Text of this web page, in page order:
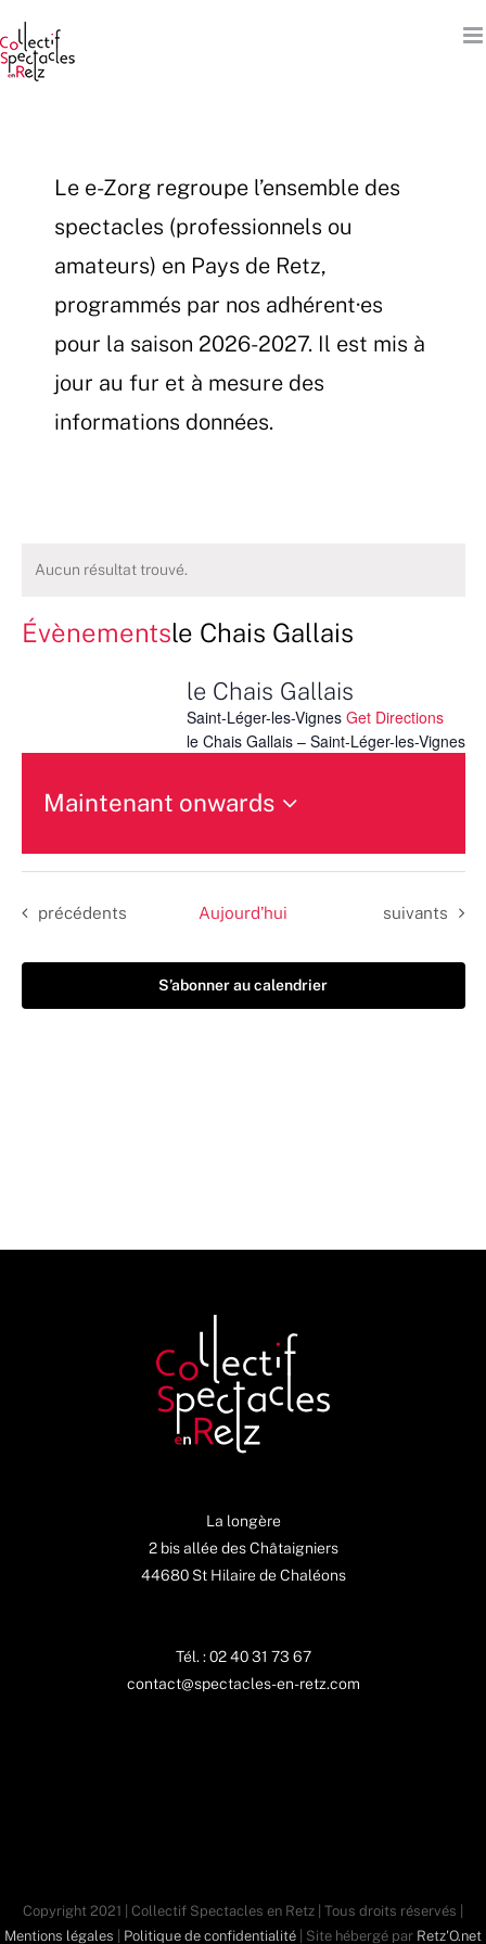
au
contenu
Le e-Zorg regroupe l’ensemble des
spectacles (professionnels ou
amateurs) en Pays de Retz,
programmés par nos adhérent·es
pour la saison 2026-2027. Il est mis à
jour au fur et à mesure des
informations données.
Aucun résultat trouvé.
Évènementsle Chais Gallais
le Chais Gallais
Saint-Léger-les-Vignes Get Directions
le Chais Gallais – Saint-Léger-les-Vignes
Maintenant onwards
une
date.
Évènements
précédents Aujourd’hui Évènements
suivants
S’abonner au calendrier
La longère
2 bis allée des Châtaigniers
44680 St Hilaire de Chaléons
Tél. : 02 40 31 73 67
contact@spectacles-en-retz.com
Copyright 2021 | Collectif Spectacles en Retz | Tous droits réservés |
Mentions légales
Politique de confidentialité | Site hébergé par Retz'O.net